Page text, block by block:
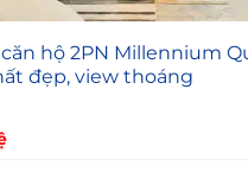
hộ 2PN Millennium
đẹp, view thoáng